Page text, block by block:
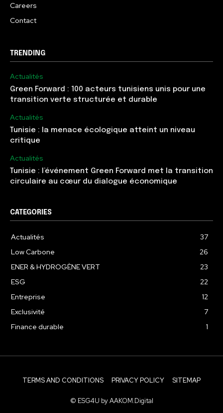
Careers
Contact
TRENDING
Actualités
Green Forward : 100 acteurs tunisiens unis pour une
transition verte structurée et durable
Actualités
Tunisie : la menace écologique atteint un niveau
critique
Actualités
Tunisie : l’événement Green Forward met la transition
circulaire au cœur du dialogue économique
CATEGORIES
Actualités
37
Low Carbone
26
ENER & HYDROGÈNE VERT
23
ESG
22
Entreprise
12
Exclusivité
7
Finance durable
1
TERMS AND CONDITIONS PRIVACY POLICY SITEMAP
© ESG4U by AAKOM.Digital